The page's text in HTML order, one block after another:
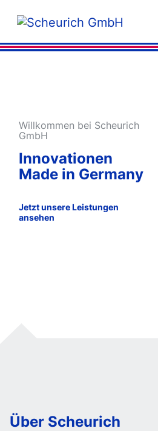
Willkommen bei Scheurich
GmbH
Innovationen
Made in Germany
Jetzt unsere Leistungen
ansehen
Über Scheurich